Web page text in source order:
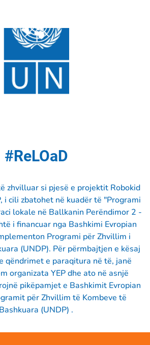
#ReLOaD
zhvilluar si pjesë e projektit Robokid
i cili zbatohet në kuadër të "Programi
lokale në Ballkanin Perëndimor 2 -
i financuar nga Bashkimi Evropian
Programi për Zhvillim i
(UNDP). Për përmbajtjen e kësaj
qëndrimet e paraqitura në të, janë
organizata YEP dhe ato në asnjë
pikëpamjet e Bashkimit Evropian
për Zhvillim të Kombeve të
Bashkuara (UNDP) .